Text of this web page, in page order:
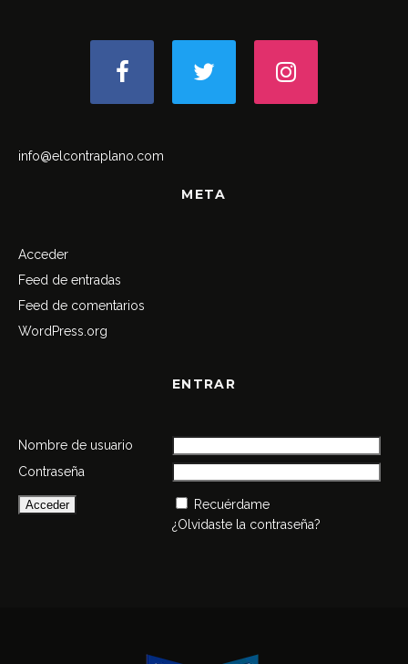
info@elcontraplano.com
META
Acceder
Feed de entradas
Feed de comentarios
WordPress.org
ENTRAR
Nombre de usuario
Contraseña
Recuérdame
¿Olvidaste la contraseña?